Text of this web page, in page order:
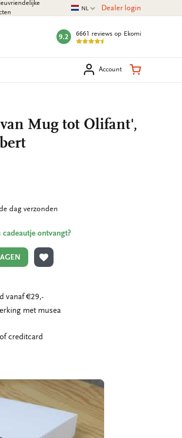
Huidige taal
NL Dealer login
mark:
9.2 6661 reviews op Ekomi
Account Winkelmand
Mug tot Olifant',
dag verzonden
ontvangt?
TOEVOEGEN AAN VERLANGLIJST
vanaf €29,-
met musea
creditcard